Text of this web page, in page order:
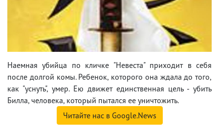
Наемная убийца по кличке "Невеста" приходит в себя
после долгой комы. Ребенок, которого она ждала до того,
как "уснуть", умер. Ею движет единственная цель - убить
Билла, человека, который пытался ее уничтожить.
Читайте нас в Google.News